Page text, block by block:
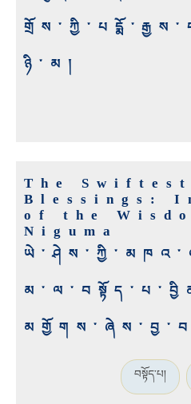
ཉི་མ།
The Swiftest
Blessings:
of the
Niguma
བསྟོད་པ།